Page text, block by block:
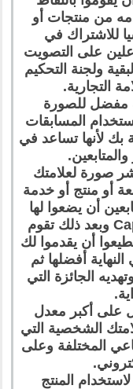
من منتجات أو
للاشتراك في
على التصويت
ولجنة التحكيم
التجارية.
مفضل للصورة
المسابقات
بك لأنها تساعد في
صورة لعلامتك
أو منتج أو خدمة
أن يضعوا لها
وصفا أو شرحا يتناسب معها Caption وبعد ذلك تقوم
أن يقدموا لك
أفضلها ثم
الجائزة التي
على أكبر معدل
الشخصية التي
المختلفة وعلى
المنتج